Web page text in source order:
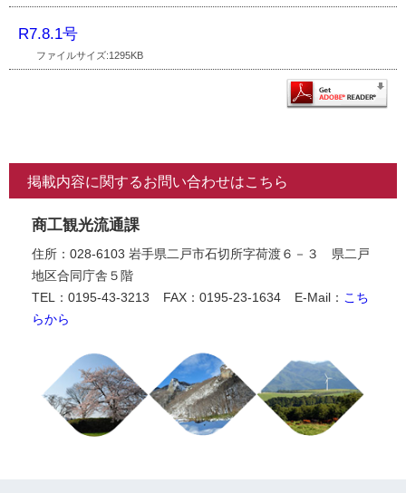
R7.8.1号
ファイルサイズ:1295KB
掲載内容に関するお問い合わせはこちら
商工観光流通課
住所：028-6103 岩手県二戸市石切所字荷渡６－３ 県二戸
地区合同庁舎５階
TEL：0195-43-3213
FAX：0195-23-1634 E-Mail： こち
らから